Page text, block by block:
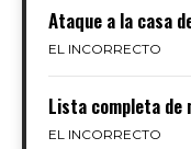
Ataque a la casa
EL INCORRECTO
Lista completa de
EL INCORRECTO